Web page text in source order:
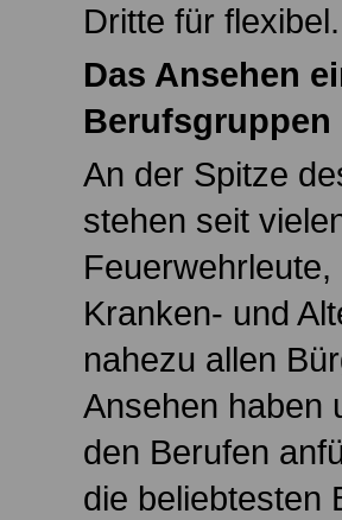
Dritte für flexibel.
Das Ansehen
Berufsgruppen
An der Spitze
stehen seit
Kranken- und
nahezu allen
Ansehen haben
den Berufen
die beliebtesten